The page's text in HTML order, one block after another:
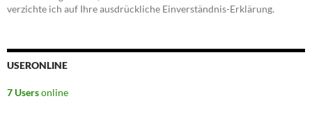
verzichte ich auf Ihre ausdrückliche Einverständnis-Erklärung.
USERONLINE
7 Usersonline